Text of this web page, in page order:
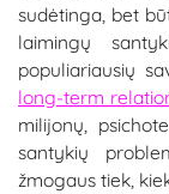
sudėtinga, bet
laimingų
populiariausių
long-term
milijonų,
santykių
žmogaus tiek,